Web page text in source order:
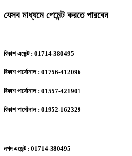
যেসব মাধ্যমে পেমেন্ট করতে পারবেন
বিকাশ এজেন্ট : 01714-380495
বিকাশ পার্সোনাল : 01756-412096
বিকাশ পার্সোনাল : 01557-421901
বিকাশ পার্সোনাল : 01952-162329
নগদ এজেন্ট : 01714-380495